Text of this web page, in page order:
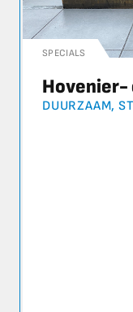
SPECIALS
DUURZAAM,